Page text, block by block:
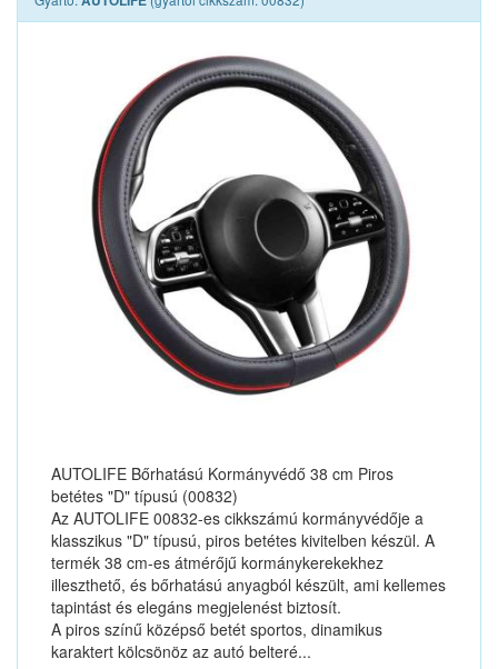
AUTOLIFE Bőrhatású Kormányvédő 38 cm Piros
betétes "D" típusú (00832)
Az AUTOLIFE 00832-es cikkszámú kormányvédője a
klasszikus "D" típusú, piros betétes kivitelben készül. A
termék 38 cm-es átmérőjű kormánykerekekhez
illeszthető, és bőrhatású anyagból készült, ami kellemes
tapintást és elegáns megjelenést biztosít.
A piros színű középső betét sportos, dinamikus
karaktert kölcsönöz az autó belteré...